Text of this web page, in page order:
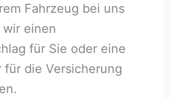
Fahrzeug bei uns
wir einen
für Sie oder eine
für die Versicherung